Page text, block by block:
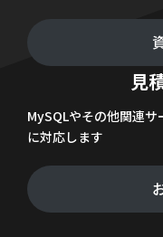
見
MySQLやその他関連
に対応します